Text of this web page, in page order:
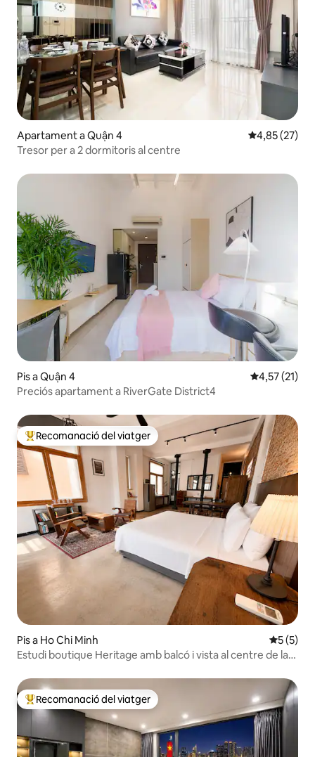
Apartament a Quận 4 4,85 de
4,85 (27)
Tresor per a 2 dormitoris al centre
Pis a Quận 4 4,57 de
4,57 (21)
Preciós apartament a RiverGate District4
Principals recomanacions dels viatgers
Recomanació del viatger
Pis a Ho Chi Minh 5 de
5 (5)
Estudi boutique Heritage amb balcó i vista al centre de la
Principals recomanacions dels viatgers
Recomanació del viatger